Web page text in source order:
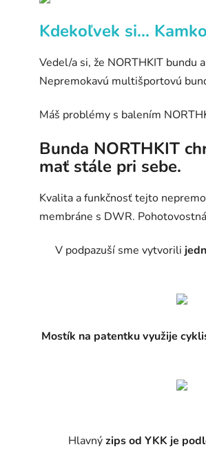
Kdekoľvek si…
Vedel/a si, že NORTHKIT bundu
Nepremokavú multišportovú
Máš problémy s balením
Bunda NORTHKIT
mať stále pri sebe.
Kvalita a funkčnosť tejto
membráne s DWR.
V podpazuší sme vytvorili
Mostík na patentku využije
Hlavnýzips od YKK je